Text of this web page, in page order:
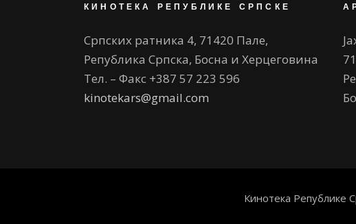
КИНОТЕКА РЕПУБЛИКЕ СРПСКЕ
Српских ратника 4, 71420 Пале,
Република Српска, Босна и Херцеговина
Тел. – Факс +387 57 223 596
kinotekars@gmail.com
Кинотека Републике